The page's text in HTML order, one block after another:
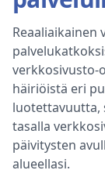
Reaaliaikainen
verkkosivusto-
häiriöistä eri
luotettavuutta,
tasalla
päivitysten
alueellasi.